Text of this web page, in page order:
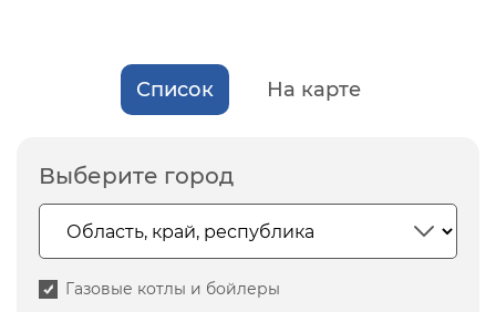
Список На карте
Выберите город
Газовые котлы и бойлеры